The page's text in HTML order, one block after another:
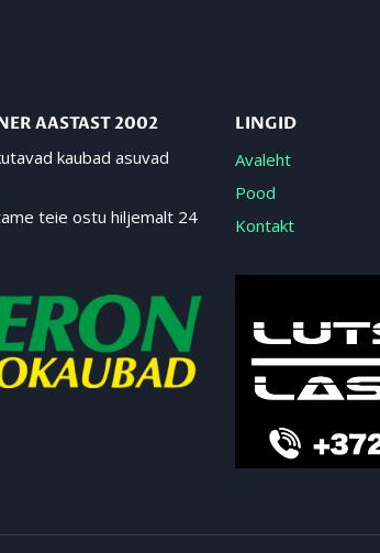
AASTAST 2002
kaubad asuvad
teie ostu hiljemalt 24
LINGID
Avaleht
Pood
Kontakt